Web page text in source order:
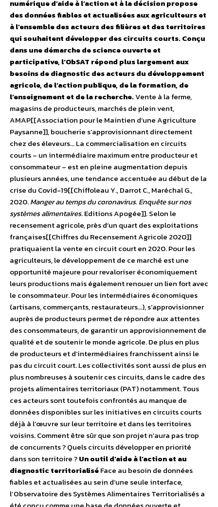
numérique d’aide à l’action et à la décision propose
des données fiables et actualisées aux agriculteurs et
à l’ensemble des acteurs des filières et des territoires
qui souhaitent développer des circuits courts. Conçu
dans une démarche de science ouverte et
participative, l’ObSAT répond plus largement aux
besoins de diagnostic des acteurs du développement
agricole, de l’action publique, de la formation, de
l’enseignement et de la recherche.Vente à la ferme,
magasins de producteurs, marchés de plein vent,
AMAP[[Association pour le Maintien d’une Agriculture
Paysanne]], boucherie s’approvisionnant directement
chez des éleveurs… La commercialisation en circuits
courts – un intermédiaire maximum entre producteur et
consommateur – est en pleine augmentation depuis
plusieurs années, une tendance accentuée au début de la
crise du Covid-19[[Chiffoleau Y., Darrot C., Maréchal G.,
2020.Manger au temps du coronavirus. Enquête sur nos
systèmes alimentaires. Editions Apogée]]. Selon le
recensement agricole, près d’un quart des exploitations
françaises[[Chiffres du Recensement Agricole 2020]]
pratiquaient la vente en circuit court en 2020. Pour les
agriculteurs, le développement de ce marché est une
opportunité majeure pour revaloriser économiquement
leurs productions mais également renouer un lien fort avec
le consommateur. Pour les intermédiaires économiques
(artisans, commerçants, restaurateurs…), s’approvisionner
auprès de producteurs permet de répondre aux attentes
des consommateurs, de garantir un approvisionnement de
qualité et de soutenir le monde agricole. De plus en plus
de producteurs et d’intermédiaires franchissent ainsi le
pas du circuit court. Les collectivités sont aussi de plus en
plus nombreuses à soutenir ces circuits, dans le cadre des
projets alimentaires territoriaux (PAT) notamment. Tous
ces acteurs sont toutefois confrontés au manque de
données disponibles sur les initiatives en circuits courts
déjà à l’œuvre sur leur territoire et dans les territoires
voisins. Comment être sûr que son projet n’aura pas trop
de concurrents ? Quels circuits développer en priorité
dans son territoire ?Un outil d’aide à l’action et au
diagnostic territorialiséFace au besoin de données
fiables et actualisées au sein d’une seule interface,
l’Observatoire des Systèmes Alimentaires Territorialisés a